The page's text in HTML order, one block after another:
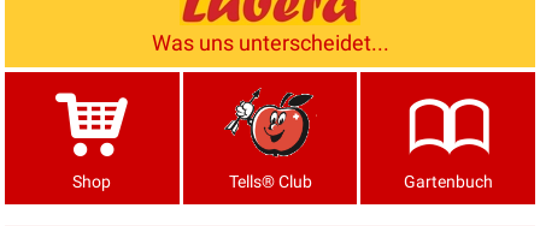
Was uns unterscheidet...
Shop Tells® Club Gartenbuch